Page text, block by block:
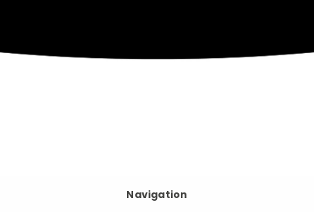
Navigation